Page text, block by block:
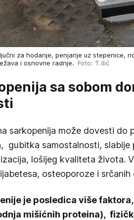
za hodanje, penjanje uz stepenice,
i osnovne radnje. Foto: T.Ilić
sa sobom
sarkopenija može dovesti do
gubitka samostalnosti, slabije
lošijeg kvaliteta života.
osteoporoze i srčanih
je posledica više
mišićnih proteina),